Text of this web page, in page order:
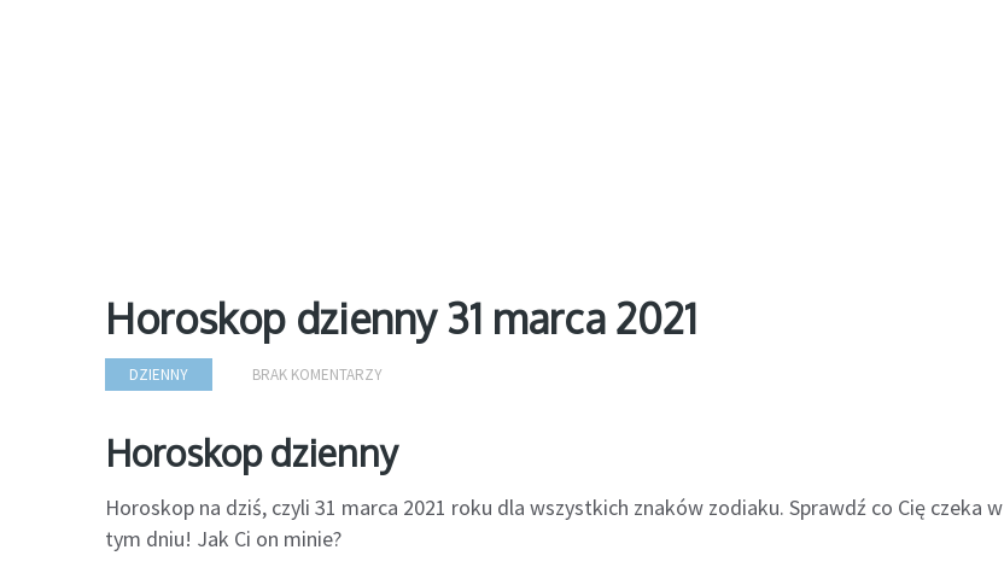
Horoskop dzienny 31 marca 2021
DZIENNY BRAK KOMENTARZY
Horoskop dzienny
Horoskop na dziś, czyli 31 marca 2021 roku dla wszystkich znaków zodiaku. Sprawdź co Cię czeka w
tym dniu! Jak Ci on minie?